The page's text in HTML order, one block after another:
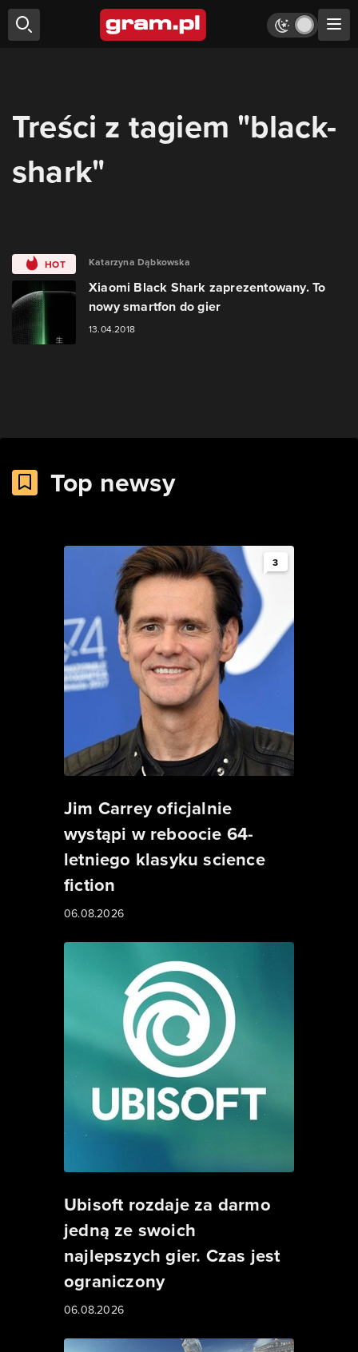
Treści z tagiem "black-
shark"
HOT Katarzyna Dąbkowska
Xiaomi Black Shark zaprezentowany. To
nowy smartfon do gier
13.04.2018
Top newsy
3
Jim Carrey oficjalnie
wystąpi w reboocie 64-
letniego klasyku science
fiction
06.08.2026
Ubisoft rozdaje za darmo
jedną ze swoich
najlepszych gier. Czas jest
ograniczony
06.08.2026